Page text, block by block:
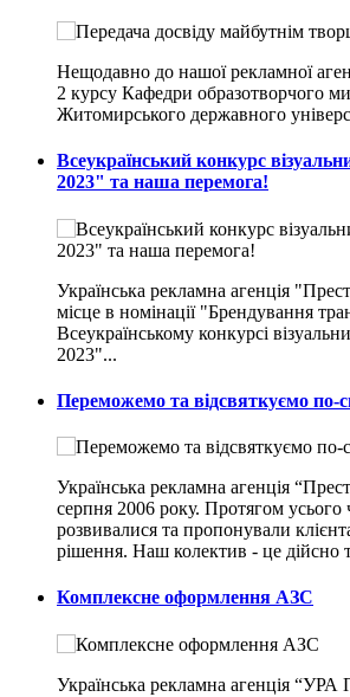
Нещодавно до нашої рекламної
2 курсу Кафедри образотворчого
Житомирського державного
Всеукраїнський конкурс
2023" та наша перемога!
Українська рекламна агенція
місце в номінації "Брендування
Всеукраїнському конкурсі
2023"...
Переможемо та відсвяткуємо по-
Українська рекламна агенція
серпня 2006 року. Протягом усього
розвивалися та пропонували
рішення. Наш колектив - це дійсно
Комплексне оформлення АЗС
Українська рекламна агенція “УРА